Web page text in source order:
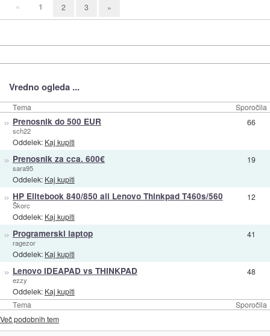
« 1 2 3 »
Vredno ogleda ...
Tema Sporočila
Tema Sporočila
» Prenosnik do 500 EUR
sch22
Oddelek: Kaj kupiti
66
» Prenosnik za cca. 600€
sara95
Oddelek: Kaj kupiti
19
» HP Elitebook 840/850 ali Lenovo Thinkpad T460s/560
Škorc
Oddelek: Kaj kupiti
12
» Programerski laptop
ragezor
Oddelek: Kaj kupiti
41
» Lenovo IDEAPAD vs THINKPAD
ezzy
Oddelek: Kaj kupiti
48
Več podobnih tem